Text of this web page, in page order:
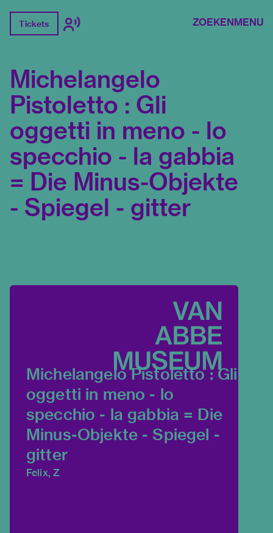
Tickets ZOEKENMENU
Michelangelo
Pistoletto : Gli
oggetti in meno - lo
specchio - la gabbia
= Die Minus-Objekte
- Spiegel - gitter
Michelangelo Pistoletto : Gli
oggetti in meno - lo
specchio - la gabbia = Die
Minus-Objekte - Spiegel -
gitter
Felix, Z